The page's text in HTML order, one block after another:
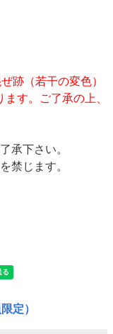
跡（若干の変色）
す。ご了承の上、
承下さい。
禁じます。
定）